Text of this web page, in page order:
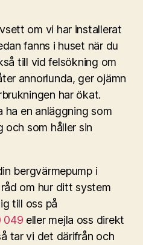
om vi har installerat
fanns i huset när du
till vid felsökning om
annorlunda, ger ojämn
har ökat.
en anläggning som
och som håller sin
bergvärmepump i
om hur ditt system
till oss på
049 eller mejla oss direkt
tar vi det därifrån och